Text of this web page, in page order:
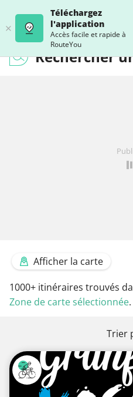
Téléchargez
l'application
Accès facile et rapide à
RouteYou
Rechercher
Afficher la carte
1000+ itinéraires trouvés
Zone de carte sélectionnée.
Trier